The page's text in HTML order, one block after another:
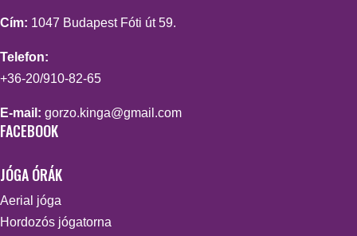
Cím: 1047 Budapest Fóti út 59.
Telefon:
+36-20/910-82-65
E-mail: gorzo.kinga@gmail.com
FACEBOOK
JÓGA ÓRÁK
Aerial jóga
Hordozós jógatorna